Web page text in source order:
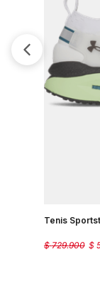
Tenis
$
$ 729.900